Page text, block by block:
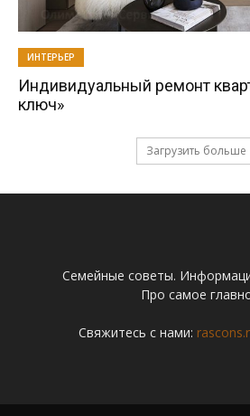
ИНТЕРЬЕР
Индивидуальный ремонт
ключ»
Загрузить больше
Семейные советы.
Про самое
Свяжитесь с нами: